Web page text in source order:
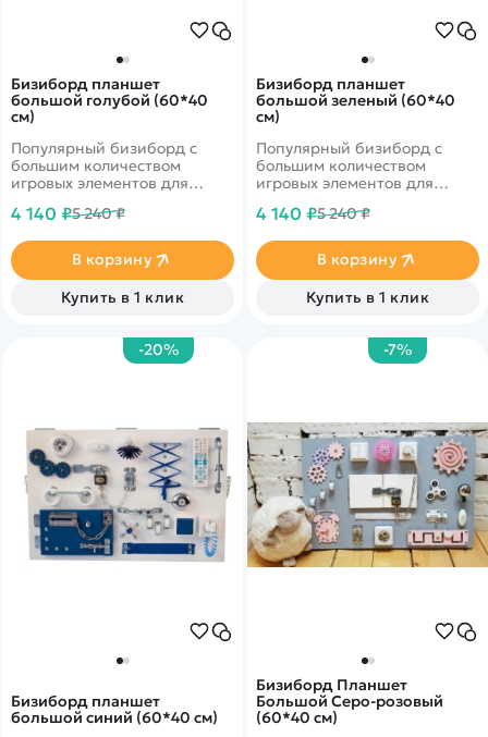
Бизиборд планшет
большой голубой (60*40
см)
Популярный бизиборд с
большим количеством
игровых элементов для
4 140 ₽5 240 ₽
В корзину
Купить в 1 клик
Бизиборд планшет
большой зеленый (60*40
см)
Популярный бизиборд с
большим количеством
игровых элементов для
4 140 ₽5 240 ₽
В корзину
Купить в 1 клик
-20%
Бизиборд планшет
большой синий (60*40 см)
-7%
Бизиборд Планшет
Большой Серо-розовый
(60*40 см)